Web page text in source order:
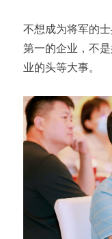
不想成为将军的
第一的企业，不是
业的头等大事。